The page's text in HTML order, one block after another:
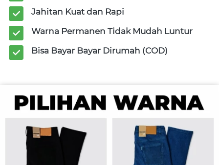
Jahitan Kuat dan Rapi
Warna Permanen Tidak Mudah Luntur
Bisa Bayar Bayar Dirumah (COD)